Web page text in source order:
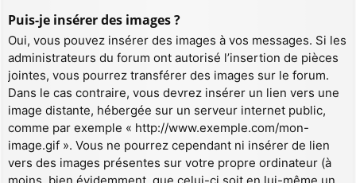
Puis-je insérer des images ?
Oui, vous pouvez insérer des images à vos messages. Si les
administrateurs du forum ont autorisé l’insertion de pièces
jointes, vous pourrez transférer des images sur le forum.
Dans le cas contraire, vous devrez insérer un lien vers une
image distante, hébergée sur un serveur internet public,
comme par exemple « http://www.exemple.com/mon-
image.gif ». Vous ne pourrez cependant ni insérer de lien
vers des images présentes sur votre propre ordinateur (à